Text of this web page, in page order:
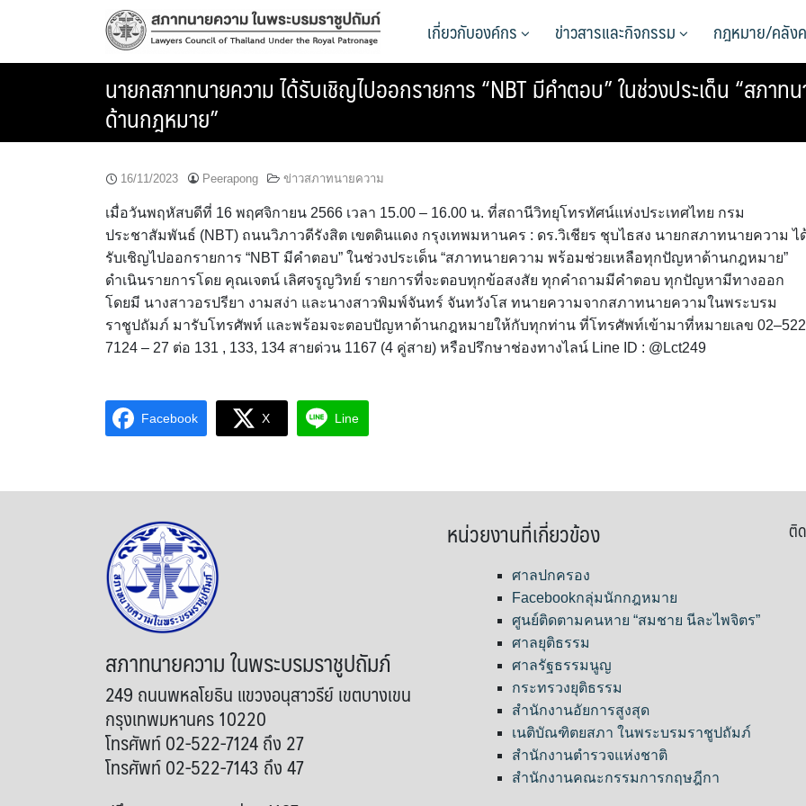
เกี่ยวกับองค์กร ข่าวสารและกิจกรรม กฎหมาย/คลัง
นายกสภาทนายความ ได้รับเชิญไปออกรายการ “NBT มีคำตอบ” ในช่วงประเด็น “สภา
ด้านกฎหมาย”
16/11/2023 Peerapong ข่าวสภาทนายความ
เมื่อวันพฤหัสบดีที่ 16 พฤศจิกายน 2566 เวลา 15.00 – 16.00 น. ที่สถานีวิทยุโทรทัศน์แห่งประเทศไทย กรม
ประชาสัมพันธ์ (NBT) ถนนวิภาวดีรังสิต เขตดินแดง กรุงเทพมหานคร : ดร.วิเชียร ชุบไธสง นายกสภาทนายความ ไ
รับเชิญไปออกรายการ “NBT มีคำตอบ” ในช่วงประเด็น “สภาทนายความ พร้อมช่วยเหลือทุกปัญหาด้านกฎหมาย”
ดำเนินรายการโดย คุณเจตน์ เลิศจรูญวิทย์ รายการที่จะตอบทุกข้อสงสัย ทุกคำถามมีคำตอบ ทุกปัญหามีทางออก
โดยมี นางสาวอรปรียา งามสง่า และนางสาวพิมพ์จันทร์ จันทวังโส ทนายความจากสภาทนายความในพระบรม
ราชูปถัมภ์ มารับโทรศัพท์ และพร้อมจะตอบปัญหาด้านกฎหมายให้กับทุกท่าน ที่โทรศัพท์เข้ามาที่หมายเลข 02–522
7124 – 27 ต่อ 131 , 133, 134 สายด่วน 1167 (4 คู่สาย) หรือปรึกษาช่องทางไลน์ Line ID : @Lct249
Facebook X Line
สภาทนายความ ในพระบรมราชูปถัมภ์
249 ถนนพหลโยธิน แขวงอนุสาวรีย์ เขตบางเขน
กรุงเทพมหานคร 10220
โทรศัพท์ 02-522-7124 ถึง 27
โทรศัพท์ 02-522-7143 ถึง 47
หน่วยงานที่เกี่ยวข้อง
ศาลปกครอง
Facebookกลุ่มนักกฎหมาย
ศูนย์ติดตามคนหาย “สมชาย นีละไพจิตร”
ศาลยุติธรรม
ศาลรัฐธรรมนูญ
กระทรวงยุติธรรม
สำนักงานอัยการสูงสุด
เนติบัณฑิตยสภา ในพระบรมราชูปถัมภ์
สำนักงานตำรวจแห่งชาติ
สำนักงานคณะกรรมการกฤษฎีกา
ติ